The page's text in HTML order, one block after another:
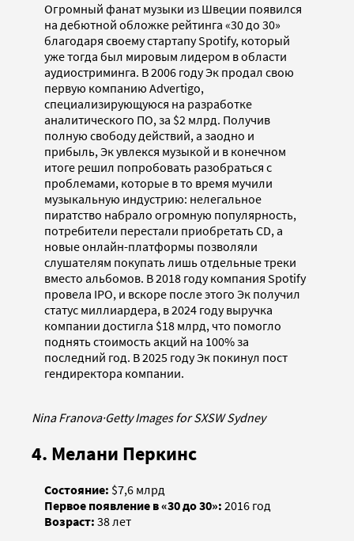
Огромный фанат музыки из Швеции появился
на дебютной обложке рейтинга «30 до 30»
благодаря своему стартапу Spotify, который
уже тогда был мировым лидером в области
аудиостриминга. В 2006 году Эк продал свою
первую компанию Advertigo,
специализирующуюся на разработке
аналитического ПО, за $2 млрд. Получив
полную свободу действий, а заодно и
прибыль, Эк увлекся музыкой и в конечном
итоге решил попробовать разобраться с
проблемами, которые в то время мучили
музыкальную индустрию: нелегальное
пиратство набрало огромную популярность,
потребители перестали приобретать CD, а
новые онлайн-платформы позволяли
слушателям покупать лишь отдельные треки
вместо альбомов. В 2018 году компания Spotify
провела IPO, и вскоре после этого Эк получил
статус миллиардера, в 2024 году выручка
компании достигла $18 млрд, что помогло
поднять стоимость акций на 100% за
последний год. В 2025 году Эк покинул пост
гендиректора компании.
Nina Franova·Getty Images for SXSW Sydney
4. Мелани Перкинс
Состояние: $7,6 млрд
Первое появление в «30 до 30»: 2016 год
Возраст: 38 лет